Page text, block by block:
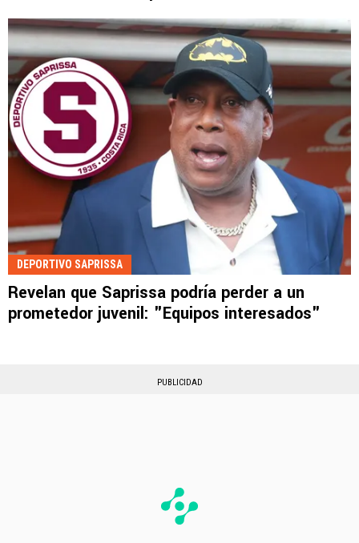
DEPORTIVO SAPRISSA
Revelan que Saprissa podría perder a un
prometedor juvenil: "Equipos interesados"
PUBLICIDAD